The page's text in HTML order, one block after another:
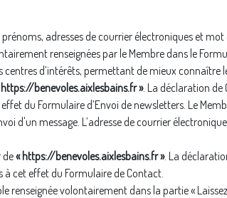
adresses de courrier électroniques et mot
renseignées par le Membre dans le
d’intérêts, permettant de mieux connaître
https://benevoles.aixlesbains.fr ». La déclaration de
du Formulaire d’Envoi de newsletters. Le
d'un message. L’adresse de courrier
de« https://benevoles.aixlesbains.fr ». La
cet effet du Formulaire de Contact.
volontairement dans la partie «